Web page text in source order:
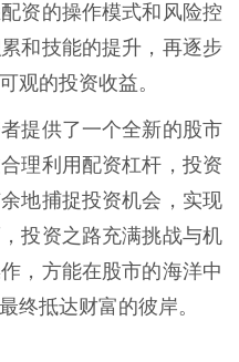
资的操作模式和风险控
和技能的提升，再逐步
观的投资收益。
提供了一个全新的股市
理利用配资杠杆，投资
地捕捉投资机会，实现
投资之路充满挑战与机
，方能在股市的海洋中
终抵达财富的彼岸。